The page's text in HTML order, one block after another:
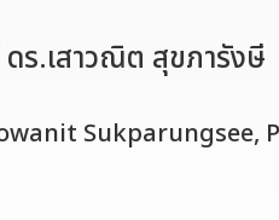
ดร.เสาวณิต สุขภารังษี
Sukparungsee,